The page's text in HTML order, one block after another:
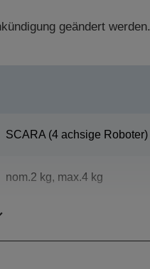
geändert werden.
SCARA (4 achsige Roboter)
nom.2 kg, max.4 kg